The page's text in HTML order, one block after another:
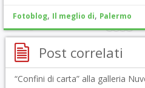
Fotoblog, Il meglio di, Palermo
Post correlati
“Confini di carta” alla galleria